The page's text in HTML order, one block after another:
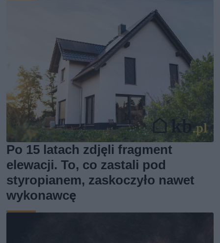
Po 15 latach zdjęli fragment
elewacji. To, co zastali pod
styropianem, zaskoczyło nawet
wykonawcę